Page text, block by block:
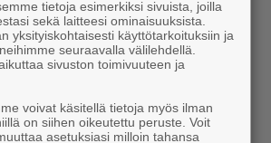
tietoja esimerkiksi sivuista, joilla
sekä laitteesi ominaisuuksista.
yksityiskohtaisesti käyttötarkoituksiin ja
seuraavalla välilehdellä.
sivuston toimivuuteen ja
voivat käsitellä tietoja myös ilman
on siihen oikeutettu peruste. Voit
asetuksiasi milloin tahansa